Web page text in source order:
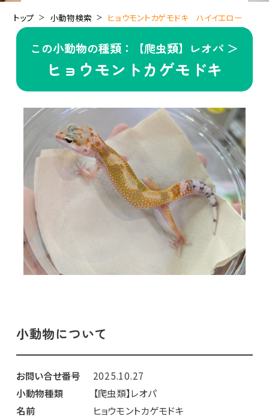
トップ 小動物検索 ヒョウモントカゲモドキ ハイイエロー
この小動物の種類：【爬虫類】レオパ ＞
ヒョウモントカゲモドキ
小動物について
お問い合せ番号
2025.10.27
小動物種類
【爬虫類】レオパ
名前
ヒョウモントカゲモドキ